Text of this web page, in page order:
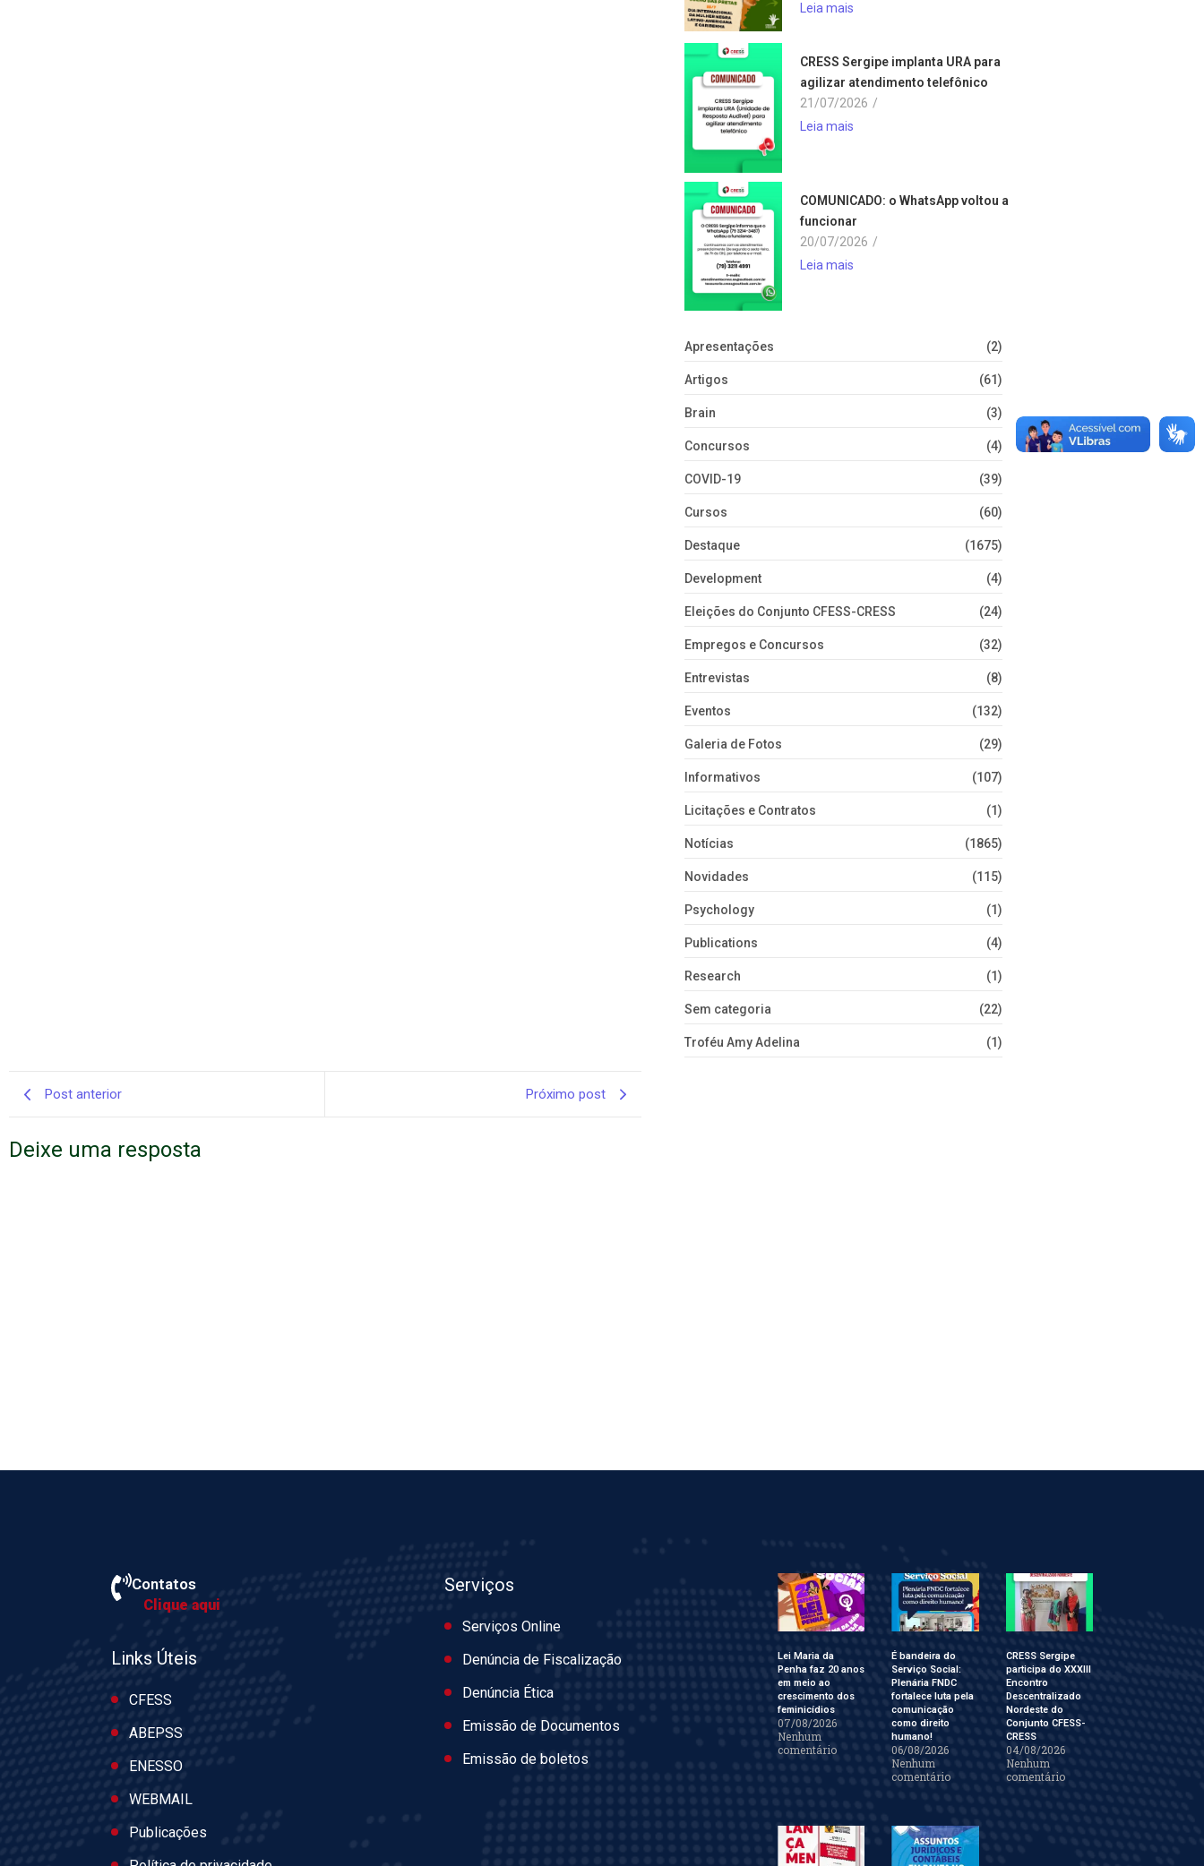
Leia mais
CRESS Sergipe implanta URA para
agilizar atendimento telefônico
21/07/2026 /
Leia mais
COMUNICADO: o WhatsApp voltou a
funcionar
20/07/2026 /
Leia mais
Apresentações (2)
Artigos (61)
Brain (3)
Concursos (4)
COVID-19 (39)
Cursos (60)
Destaque (1675)
Development (4)
Eleições do Conjunto CFESS-CRESS (24)
Empregos e Concursos (32)
Entrevistas (8)
Eventos (132)
Galeria de Fotos (29)
Informativos (107)
Licitações e Contratos (1)
Notícias (1865)
Novidades (115)
Psychology (1)
Publications (4)
Research (1)
Sem categoria (22)
Troféu Amy Adelina (1)
Post anterior Próximo post
Deixe uma resposta
Contatos
Clique aqui
Links Úteis
CFESS
ABEPSS
ENESSO
WEBMAIL
Publicações
Serviços
Serviços Online
Denúncia de Fiscalização
Denúncia Ética
Emissão de Documentos
Emissão de boletos
Lei Maria da
Penha faz 20 anos
em meio ao
crescimento dos
feminicídios
07/08/2026
Nenhum
comentário
É bandeira do
Serviço Social:
Plenária FNDC
fortalece luta pela
comunicação
como direito
humano!
06/08/2026
Nenhum
comentário
CRESS Sergipe
participa do XXXIII
Encontro
Descentralizado
Nordeste do
Conjunto CFESS-
CRESS
04/08/2026
Nenhum
comentário